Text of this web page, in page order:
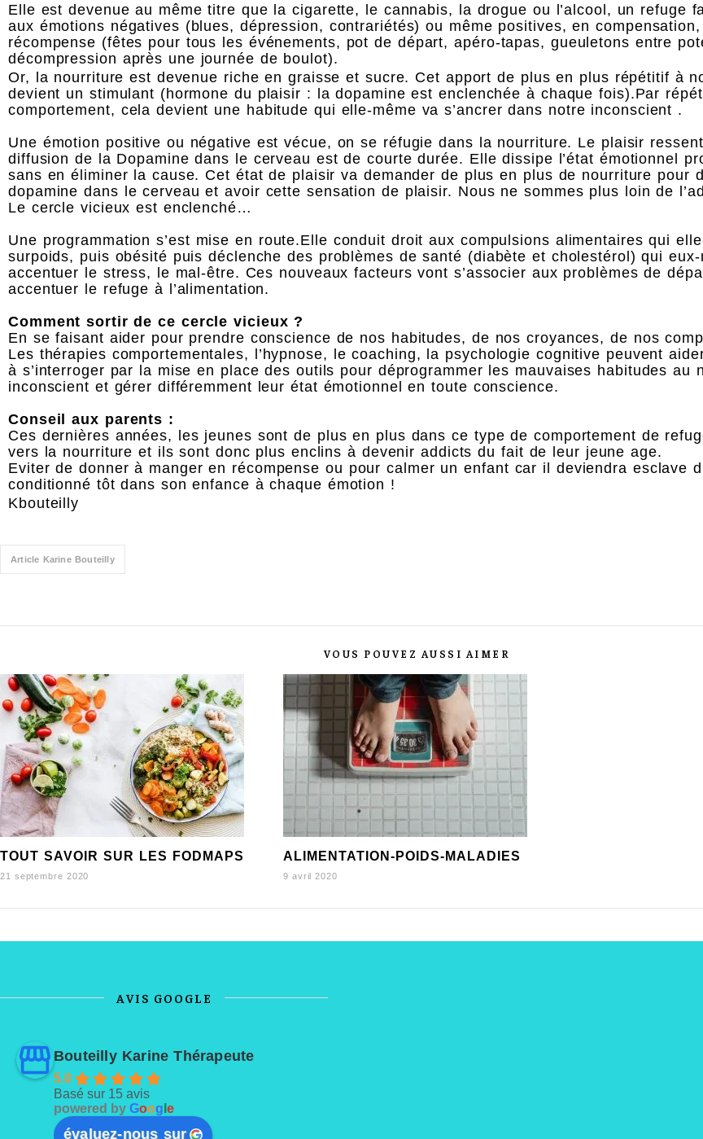
Elle est devenue au même titre que la cigarette, le cannabis, la drogue ou l’alcool, un refuge
aux émotions négatives (blues, dépression, contrariétés) ou même positives, en
récompense (fêtes pour tous les événements, pot de départ, apéro-tapas, gueuletons entre
décompression après une journée de boulot).
Or, la nourriture est devenue riche en graisse et sucre. Cet apport de plus en plus répétitif à
devient un stimulant (hormone du plaisir : la dopamine est enclenchée à chaque fois).Par
comportement, cela devient une habitude qui elle-même va s’ancrer dans notre inconscient .
Une émotion positive ou négative est vécue, on se réfugie dans la nourriture. Le plaisir
diffusion de la Dopamine dans le cerveau est de courte durée. Elle dissipe l’état émotionnel
sans en éliminer la cause. Cet état de plaisir va demander de plus en plus de nourriture pour
dopamine dans le cerveau et avoir cette sensation de plaisir. Nous ne sommes plus loin de
Le cercle vicieux est enclenché…
Une programmation s’est mise en route.Elle conduit droit aux compulsions alimentaires qui
surpoids, puis obésité puis déclenche des problèmes de santé (diabète et cholestérol) qui eux-
accentuer le stress, le mal-être. Ces nouveaux facteurs vont s’associer aux problèmes de
accentuer le refuge à l’alimentation.
Comment sortir de ce cercle vicieux ?
En se faisant aider pour prendre conscience de nos habitudes, de nos croyances, de nos
Les thérapies comportementales, l’hypnose, le coaching, la psychologie cognitive peuvent
à s’interroger par la mise en place des outils pour déprogrammer les mauvaises habitudes au
inconscient et gérer différemment leur état émotionnel en toute conscience.
Conseil aux parents :
Ces dernières années, les jeunes sont de plus en plus dans ce type de comportement de
vers la nourriture et ils sont donc plus enclins à devenir addicts du fait de leur jeune age.
Eviter de donner à manger en récompense ou pour calmer un enfant car il deviendra esclave
conditionné tôt dans son enfance à chaque émotion !
Kbouteilly
Article Karine Bouteilly
VOUS POUVEZ AUSSI AIMER
TOUT SAVOIR SUR LES FODMAPS
21 septembre 2020
ALIMENTATION-POIDS-MALADIES
9 avril 2020
AVIS GOOGLE
Bouteilly Karine Thérapeute
5.0
Basé sur 15 avis
powered by Goog e
évaluez-nous sur